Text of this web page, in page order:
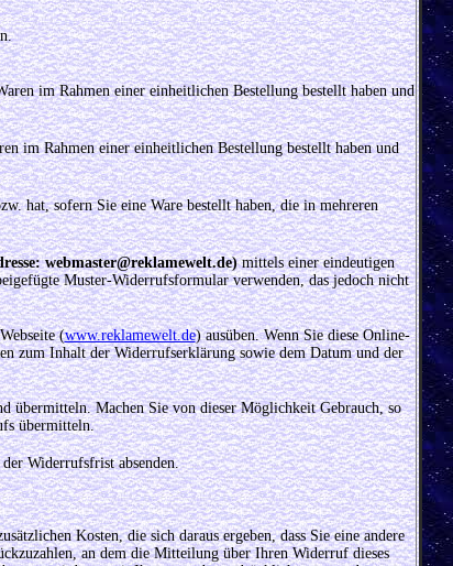
im Rahmen einer einheitlichen Bestellung bestellt haben und
im Rahmen einer einheitlichen Bestellung bestellt haben und
hat, sofern Sie eine Ware bestellt haben, die in mehreren
webmaster@reklamewelt.de)mittels einer eindeutigen
Muster-Widerrufsformular verwenden, das jedoch nicht
(www.reklamewelt.de) ausüben. Wenn Sie diese Online-
zum Inhalt der Widerrufserklärung sowie dem Datum und der
übermitteln. Machen Sie von dieser Möglichkeit Gebrauch, so
übermitteln.
Widerrufsfrist absenden.
Kosten, die sich daraus ergeben, dass Sie eine andere
an dem die Mitteilung über Ihren Widerruf dieses